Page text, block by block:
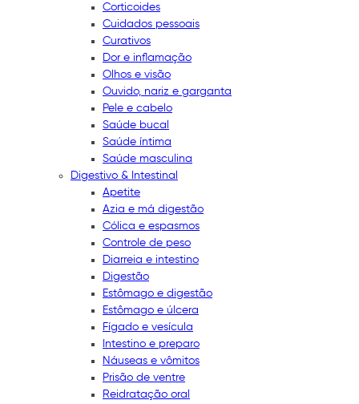
Corticoides
Cuidados pessoais
Curativos
Dor e inflamação
Olhos e visão
Ouvido, nariz e garganta
Pele e cabelo
Saúde bucal
Saúde íntima
Saúde masculina
Digestivo & Intestinal
Apetite
Azia e má digestão
Cólica e espasmos
Controle de peso
Diarreia e intestino
Digestão
Estômago e digestão
Estômago e úlcera
Fígado e vesícula
Intestino e preparo
Náuseas e vômitos
Prisão de ventre
Reidratação oral